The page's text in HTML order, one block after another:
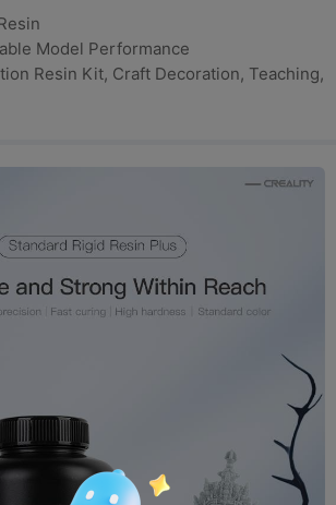
Model Performance
Resin Kit, Craft Decoration, Teaching,